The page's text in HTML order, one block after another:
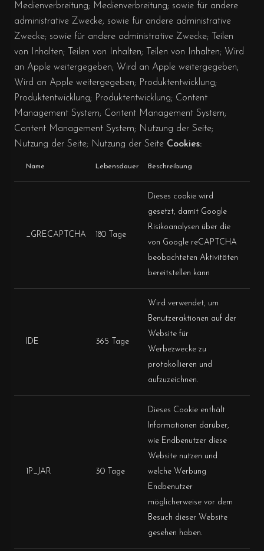
Medienverbreitung; Medienverbreitung; sowie für andere
administrative Zwecke; sowie für andere administrative
Zwecke; sowie für andere administrative Zwecke; Teilen
von Inhalten; Teilen von Inhalten; Teilen von Inhalten; Wird
an Apple weitergegeben; Wird an Apple weitergegeben;
Wird an Apple weitergegeben; Produktentwicklung;
Produktentwicklung; Produktentwicklung; Content
Management System; Content Management System;
Content Management System; Nutzung der Seite;
Nutzung der Seite; Nutzung der Seite Cookies:
Name Lebensdauer Beschreibung
_GRECAPTCHA 180 Tage
Dieses cookie wird
gesetzt, damit Google
Risikoanalysen über die
von Google reCAPTCHA
beobachteten Aktivitäten
bereitstellen kann
IDE 365 Tage
Wird verwendet, um
Benutzeraktionen auf der
Website für
Werbezwecke zu
protokollieren und
aufzuzeichnen.
1P_JAR 30 Tage
Dieses Cookie enthält
Informationen darüber,
wie Endbenutzer diese
Website nutzen und
welche Werbung
Endbenutzer
möglicherweise vor dem
Besuch dieser Website
gesehen haben.